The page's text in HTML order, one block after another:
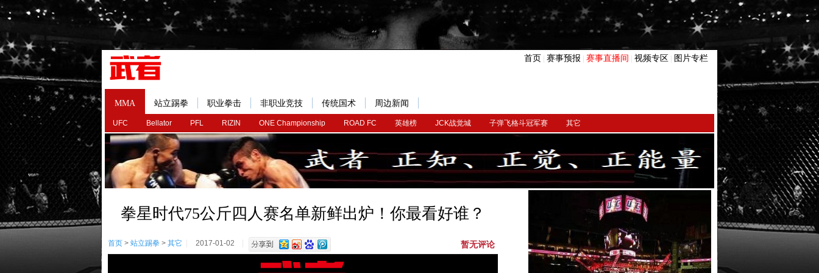
首页 赛事预报 赛事直播间 视频专区 图片专栏
MMA
UFC Bellator PFL RIZIN ONE Championship ROAD FC 英雄榜 JCK战觉城 子弹飞格斗冠军赛 其它
站立踢拳 职业拳击 非职业竞技 传统国术 周边新闻
拳星时代75公斤四人赛名单新鲜出炉！你最看好谁？
首页 > 站立踢拳 > 其它 2017-01-02 暂无评论